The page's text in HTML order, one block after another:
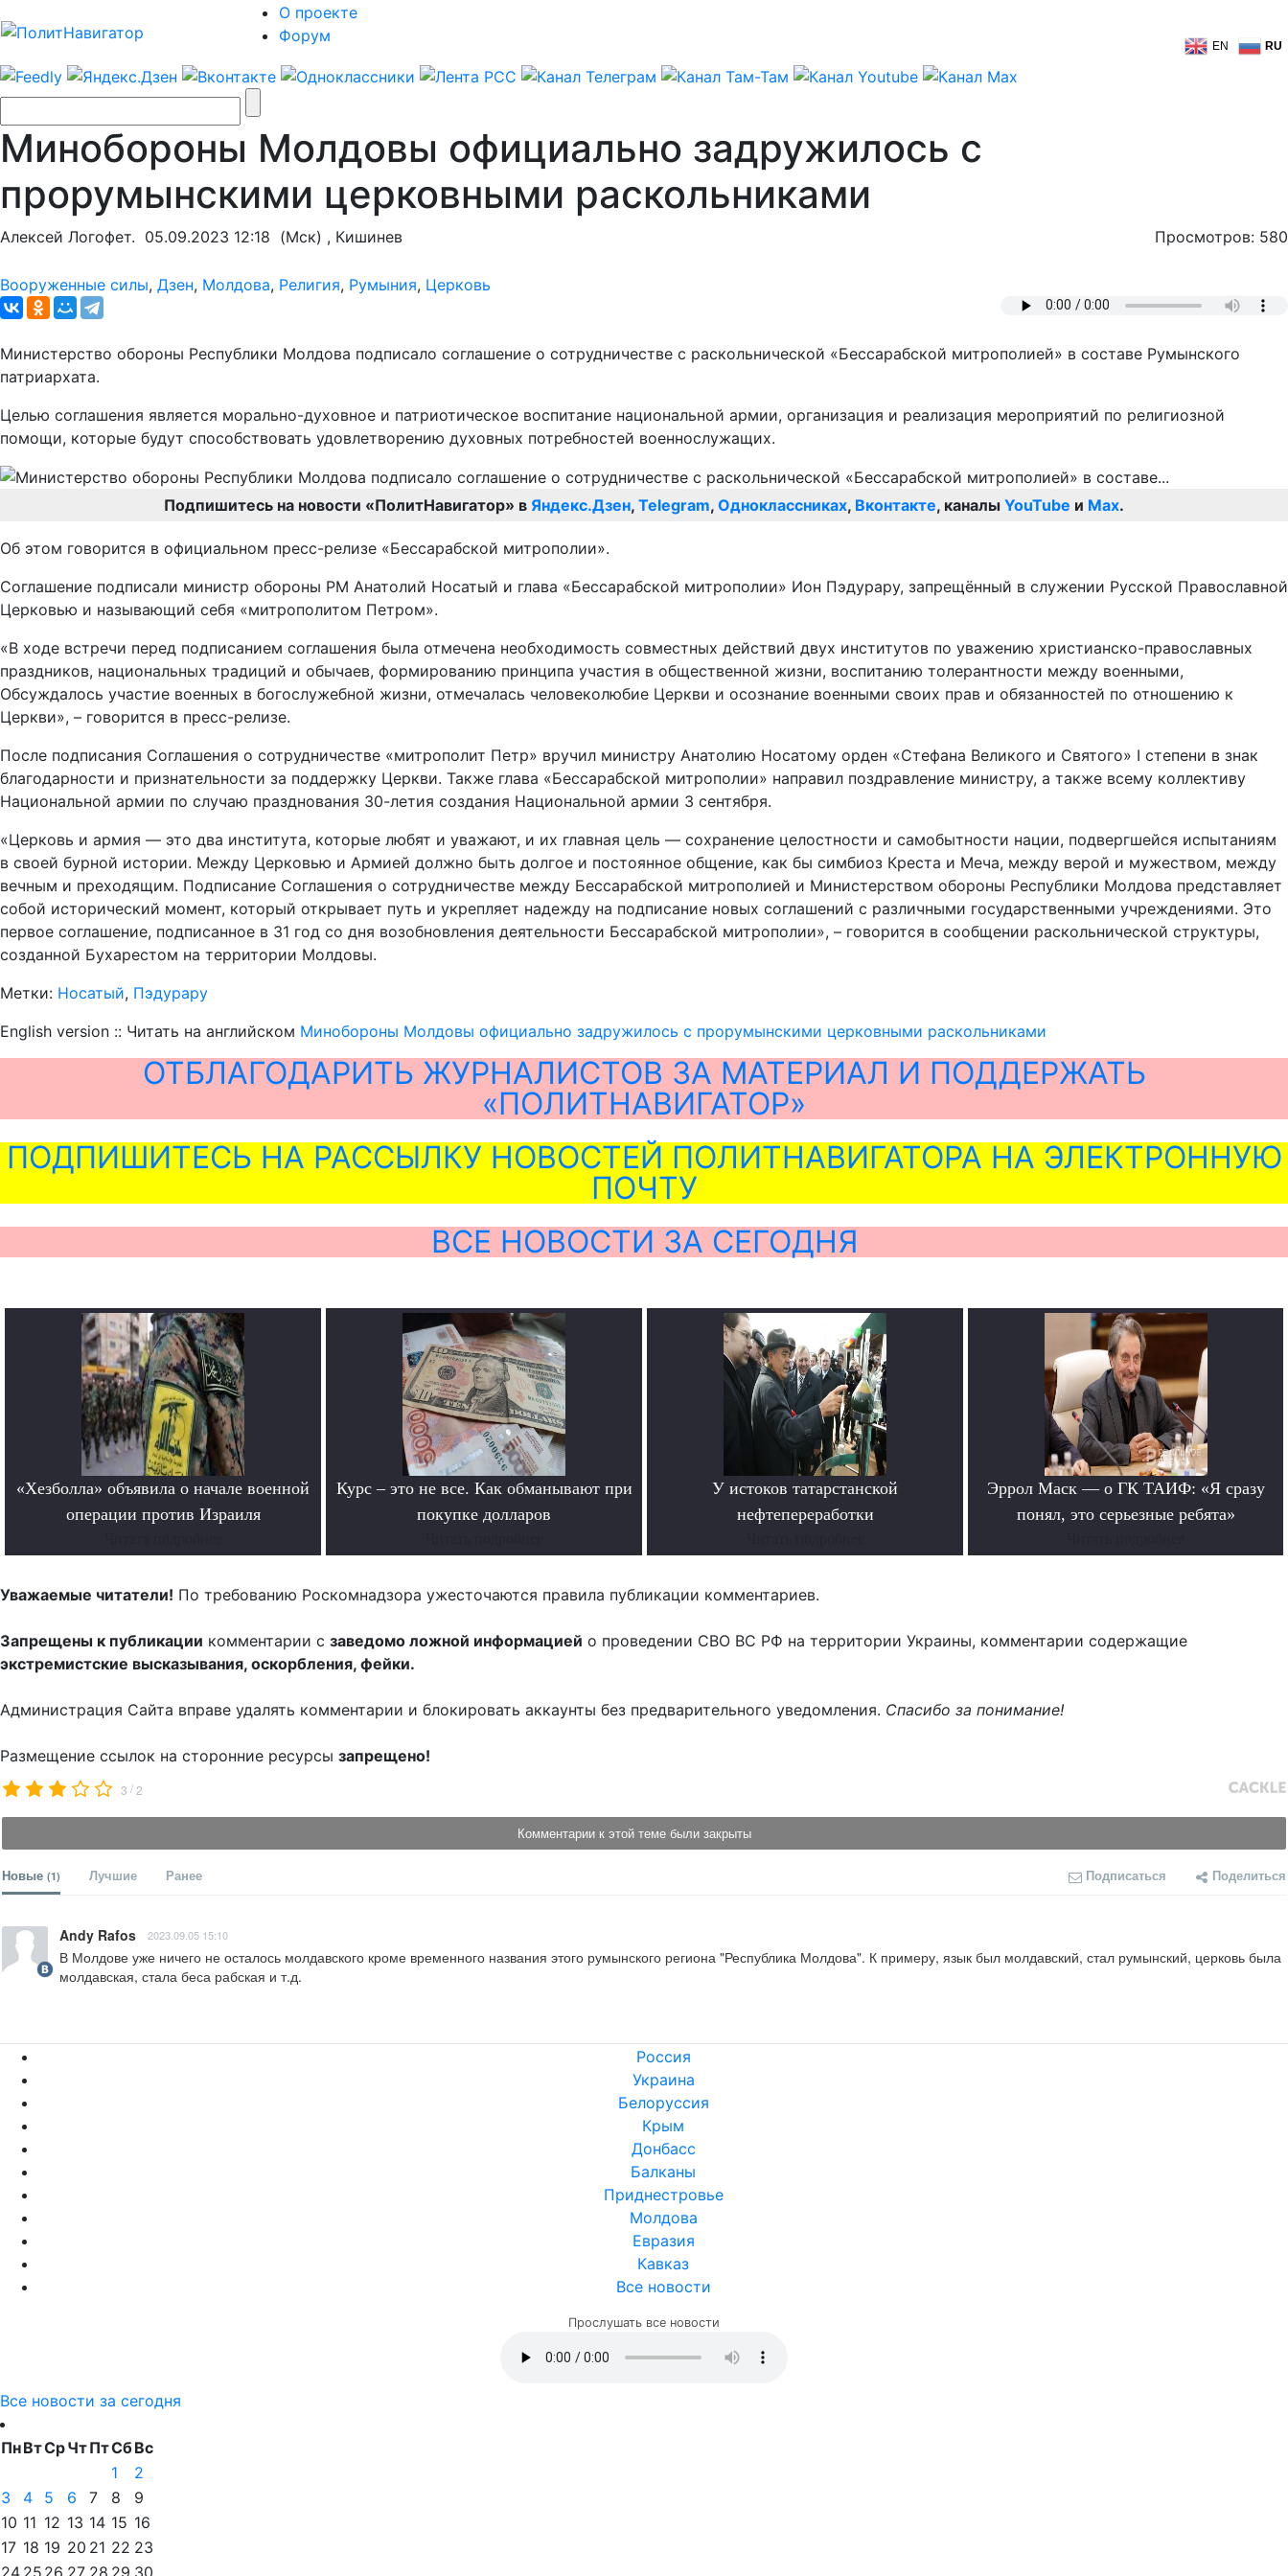
О проекте
Форум
EN RU
Минобороны Молдовы официально задружилось с
прорумынскими церковными раскольниками
Алексей Логофет. 05.09.2023 12:18 (Мск) , Кишинев Просмотров: 580
Вооруженные силы, Дзен, Молдова, Религия, Румыния, Церковь
Министерство обороны Республики Молдова подписало соглашение о сотрудничестве с раскольнической «Бессарабской митрополией» в составе Румынского
патриархата.
Целью соглашения является морально-духовное и патриотическое воспитание национальной армии, организация и реализация мероприятий по религиозной
помощи, которые будут способствовать удовлетворению духовных потребностей военнослужащих.
Подпишитесь на новости «ПолитНавигатор» в Яндекс.Дзен, Telegram, Одноклассниках, Вконтакте, каналы YouTube и Max.
Об этом говорится в официальном пресс-релизе «Бессарабской митрополии».
Соглашение подписали министр обороны РМ Анатолий Носатый и глава «Бессарабской митрополии» Ион Пэдурару, запрещённый в служении Русской Православной
Церковью и называющий себя «митрополитом Петром».
«В ходе встречи перед подписанием соглашения была отмечена необходимость совместных действий двух институтов по уважению христианско-православных
праздников, национальных традиций и обычаев, формированию принципа участия в общественной жизни, воспитанию толерантности между военными,
Обсуждалось участие военных в богослужебной жизни, отмечалась человеколюбие Церкви и осознание военными своих прав и обязанностей по отношению к
Церкви», – говорится в пресс-релизе.
После подписания Соглашения о сотрудничестве «митрополит Петр» вручил министру Анатолию Носатому орден «Стефана Великого и Святого» I степени в знак
благодарности и признательности за поддержку Церкви. Также глава «Бессарабской митрополии» направил поздравление министру, а также всему коллективу
Национальной армии по случаю празднования 30-летия создания Национальной армии 3 сентября.
«Церковь и армия — это два института, которые любят и уважают, и их главная цель — сохранение целостности и самобытности нации, подвергшейся испытаниям
в своей бурной истории. Между Церковью и Армией должно быть долгое и постоянное общение, как бы симбиоз Креста и Меча, между верой и мужеством, между
вечным и преходящим. Подписание Соглашения о сотрудничестве между Бессарабской митрополией и Министерством обороны Республики Молдова представляет
собой исторический момент, который открывает путь и укрепляет надежду на подписание новых соглашений с различными государственными учреждениями. Это
первое соглашение, подписанное в 31 год со дня возобновления деятельности Бессарабской митрополии», – говорится в сообщении раскольнической структуры,
созданной Бухарестом на территории Молдовы.
Метки: Носатый, Пэдурару
English version :: Читать на английском Минобороны Молдовы официально задружилось с прорумынскими церковными раскольниками
ОТБЛАГОДАРИТЬ ЖУРНАЛИСТОВ ЗА МАТЕРИАЛ И ПОДДЕРЖАТЬ
«ПОЛИТНАВИГАТОР»
ПОДПИШИТЕСЬ НА РАССЫЛКУ НОВОСТЕЙ ПОЛИТНАВИГАТОРА НА ЭЛЕКТРОННУЮ
ПОЧТУ
ВСЕ НОВОСТИ ЗА СЕГОДНЯ
«Хезболла» объявила о начале военной
операции против Израиля
Курс – это не все. Как обманывают при
покупке долларов
У истоков татарстанской
нефтепереработки
Эррол Маск — о ГК ТАИФ: «Я сразу
понял, это серьезные ребята»
Уважаемые читатели! По требованию Роскомнадзора ужесточаются правила публикации комментариев.
Запрещены к публикации комментарии с заведомо ложной информацией о проведении СВО ВС РФ на территории Украины, комментарии содержащие
экстремистские высказывания, оскорбления, фейки.
Администрация Сайта вправе удалять комментарии и блокировать аккаунты без предварительного уведомления. Спасибо за понимание!
Размещение ссылок на сторонние ресурсы запрещено!
3 /2
Комментарии к этой теме были закрыты
Новые (1) Лучшие Ранее Подписаться Поделиться
Andy Rafos 2023.09.05 15:10
В Молдове уже ничего не осталось молдавского кроме временного названия этого румынского региона "Республика Молдова". К примеру, язык был молдавский, стал румынский, церковь была
молдавская, стала беса рабская и т.д.
Россия
Украина
Белоруссия
Крым
Донбасс
Балканы
Приднестровье
Молдова
Евразия
Кавказ
Все новости
Прослушать все новости
Все новости за сегодня
ПнВтСрЧтПтСбВс
1
2
3
4 5 6 7 8
9
10 11 12 13 14 15 16
17 18 19 20 21 22 23